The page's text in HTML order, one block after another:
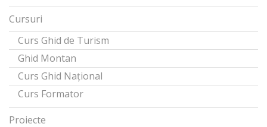
Cursuri
Curs Ghid de Turism
Ghid Montan
Curs Ghid Național
Curs Formator
Proiecte